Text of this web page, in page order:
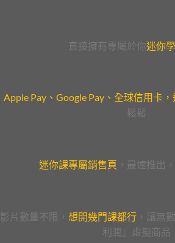
直接擁有專屬於你迷你
Apple Pay、Google Pay、全球信用卡，
鬆鬆
迷你課專屬銷售頁 ，最速推出
影片數量不限， 想開幾門課都行 ，讓無
利潤』虛擬商品